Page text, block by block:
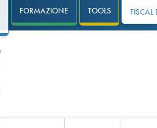
FORMAZIONE TOOLS FISCAL